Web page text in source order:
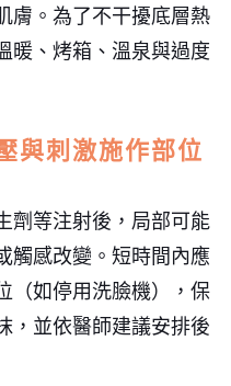
膚。為了不干擾底層熱
暖、烤箱、溫泉與過度
與刺激施作部位
劑等注射後，局部可能
觸感改變。短時間內應
（如停用洗臉機），保
，並依醫師建議安排後